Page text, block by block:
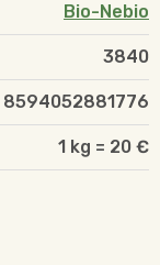
Bio-Nebio
3840
8594052881776
1 kg = 20 €